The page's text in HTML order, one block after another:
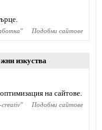
" Подобни сайтове
изкуства
на сайтове.
creativ" Подобни сайтове